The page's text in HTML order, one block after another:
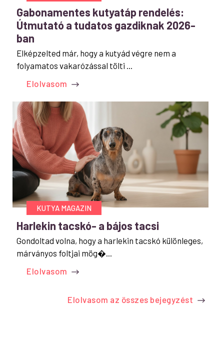
Gabonamentes kutyatáp rendelés:
Útmutató a tudatos gazdiknak 2026-
ban
Elképzelted már, hogy a kutyád végre nem a
folyamatos vakarózással tölti ...
Elolvasom
KUTYA MAGAZIN
Harlekin tacskó- a bájos tacsi
Gondoltad volna, hogy a harlekin tacskó különleges,
márványos foltjai mög�...
Elolvasom
Elolvasom az összes bejegyzést